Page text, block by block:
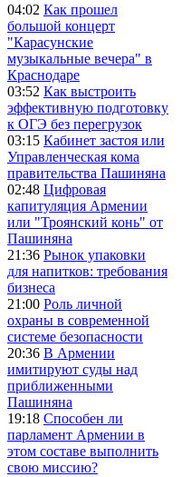
04:02 Как прошел
большой концерт
"Карасунские
музыкальные вечера" в
Краснодаре
03:52 Как выстроить
эффективную подготовку
к ОГЭ без перегрузок
03:15 Кабинет застоя или
Управленческая кома
правительства Пашиняна
02:48 Цифровая
капитуляция Армении
или "Троянский конь" от
Пашиняна
21:36 Рынок упаковки
для напитков: требования
бизнеса
21:00 Роль личной
охраны в современной
системе безопасности
20:36 В Армении
имитируют суды над
приближенными
Пашиняна
19:18 Способен ли
парламент Армении в
этом составе выполнить
свою миссию?